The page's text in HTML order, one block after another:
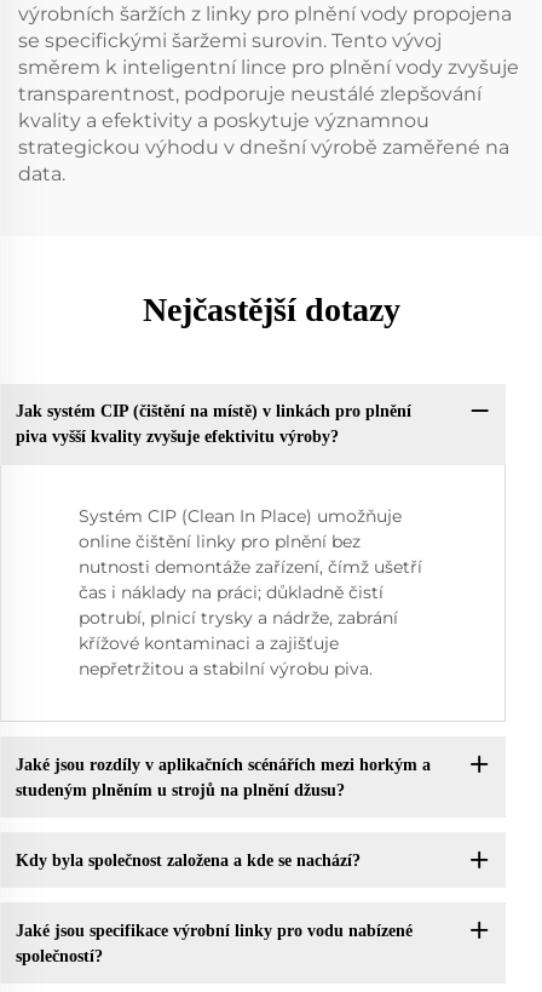
výrobních šaržích z linky pro plnění vody propojena
se specifickými šaržemi surovin. Tento vývoj
směrem k inteligentní lince pro plnění vody zvyšuje
transparentnost, podporuje neustálé zlepšování
kvality a efektivity a poskytuje významnou
strategickou výhodu v dnešní výrobě zaměřené na
data.
Nejčastější dotazy
Jak systém CIP (čištění na místě) v linkách pro plnění
piva vyšší kvality zvyšuje efektivitu výroby?
Systém CIP (Clean In Place) umožňuje
online čištění linky pro plnění bez
nutnosti demontáže zařízení, čímž ušetří
čas i náklady na práci; důkladně čistí
potrubí, plnicí trysky a nádrže, zabrání
křížové kontaminaci a zajišťuje
nepřetržitou a stabilní výrobu piva.
Jaké jsou rozdíly v aplikačních scénářích mezi horkým a
studeným plněním u strojů na plnění džusu?
Kdy byla společnost založena a kde se nachází?
Jaké jsou specifikace výrobní linky pro vodu nabízené
společností?